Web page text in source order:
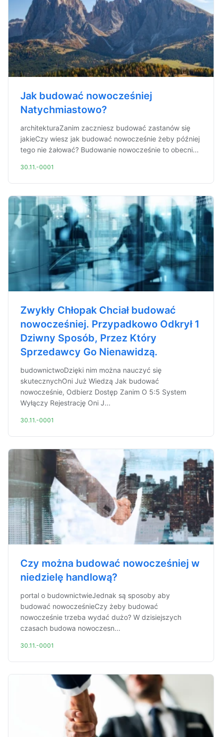
Jak budować nowocześniej
Natychmiastowo?
architekturaZanim zaczniesz budować zastanów się
jakieCzy wiesz jak budować nowocześnie żeby później
tego nie żałować? Budowanie nowocześnie to obecni...
30.11.-0001
Zwykły Chłopak Chciał budować
nowocześniej. Przypadkowo Odkrył 1
Dziwny Sposób, Przez Który
Sprzedawcy Go Nienawidzą.
budownictwoDzięki nim można nauczyć się
skutecznychOni Już Wiedzą Jak budować
nowocześnie, Odbierz Dostęp Zanim O 5:5 System
Wyłączy Rejestrację Oni J...
30.11.-0001
Czy można budować nowocześniej w
niedzielę handlową?
portal o budownictwieJednak są sposoby aby
budować nowocześnieCzy żeby budować
nowocześnie trzeba wydać dużo? W dzisiejszych
czasach budowa nowoczesn...
30.11.-0001